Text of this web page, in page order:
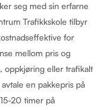
seg med sin erfarne
Trafikkskole tilbyr
for
mellom pris og
oppkjøring eller trafikalt
en pakkepris på
20 timer på